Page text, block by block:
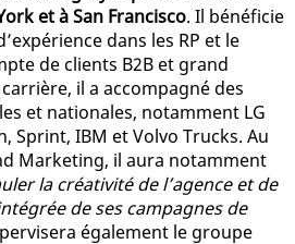
et à San Francisco. Il bénéficie
dans les RP et le
de clients B2B et grand
il a accompagné des
et nationales, notamment LG
Sprint, IBM et Volvo Trucks. Au
Marketing, il aura notamment
la créativité de l’agence et de
de ses campagnes de
également le groupe